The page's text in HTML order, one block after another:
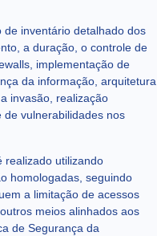
inventário detalhado dos
a duração, o controle de
implementação de
da informação, arquitetura
invasão, realização
de vulnerabilidades nos
realizado utilizando
homologadas, seguindo
a limitação de acessos
meios alinhados aos
de Segurança da